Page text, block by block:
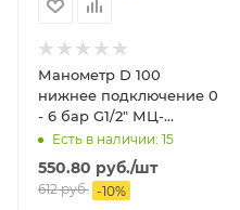
Манометр D 100
нижнее подключение 0
- 6 бар G1/2" МЦ-
БАГОРИЯ
Есть в наличии: 15
550.80 руб./шт
612руб. -10%